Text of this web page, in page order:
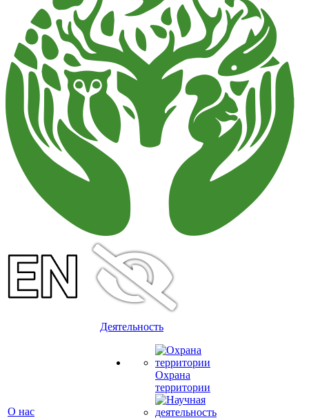
О нас
Деятельность
Охрана
территории